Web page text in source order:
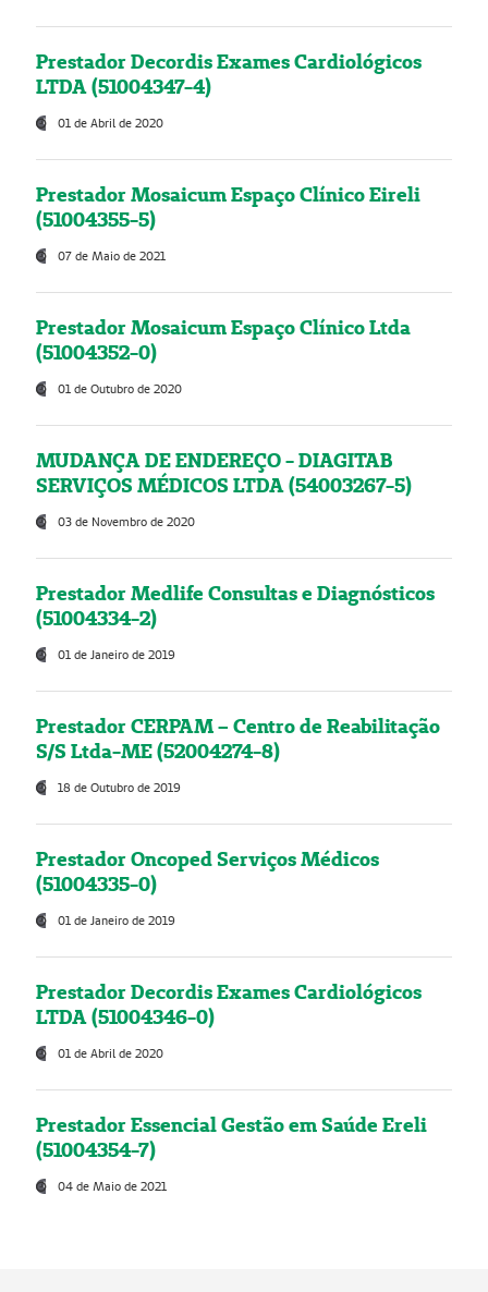
Prestador Decordis Exames Cardiológicos
LTDA (51004347-4)
01 de Abril de 2020
Prestador Mosaicum Espaço Clínico Eireli
(51004355-5)
07 de Maio de 2021
Prestador Mosaicum Espaço Clínico Ltda
(51004352-0)
01 de Outubro de 2020
MUDANÇA DE ENDEREÇO - DIAGITAB
SERVIÇOS MÉDICOS LTDA (54003267-5)
03 de Novembro de 2020
Prestador Medlife Consultas e Diagnósticos
(51004334-2)
01 de Janeiro de 2019
Prestador CERPAM – Centro de Reabilitação
S/S Ltda-ME (52004274-8)
18 de Outubro de 2019
Prestador Oncoped Serviços Médicos
(51004335-0)
01 de Janeiro de 2019
Prestador Decordis Exames Cardiológicos
LTDA (51004346-0)
01 de Abril de 2020
Prestador Essencial Gestão em Saúde Ereli
(51004354-7)
04 de Maio de 2021